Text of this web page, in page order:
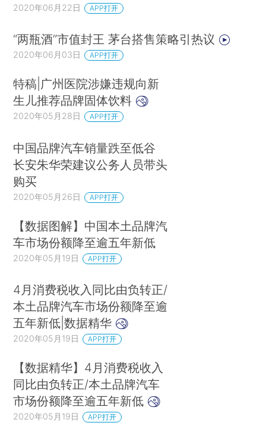
2020年06月22日 APP打开
“两瓶酒”市值封王 茅台搭售策略引热议
2020年06月03日 APP打开
特稿|广州医院涉嫌违规向新
生儿推荐品牌固体饮料
2020年05月28日 APP打开
中国品牌汽车销量跌至低谷
长安朱华荣建议公务人员带头
购买
2020年05月26日 APP打开
【数据图解】中国本土品牌汽
车市场份额降至逾五年新低
2020年05月19日 APP打开
4月消费税收入同比由负转正/
本土品牌汽车市场份额降至逾
五年新低|数据精华
2020年05月19日 APP打开
【数据精华】4月消费税收入
同比由负转正/本土品牌汽车
市场份额降至逾五年新低
2020年05月19日 APP打开